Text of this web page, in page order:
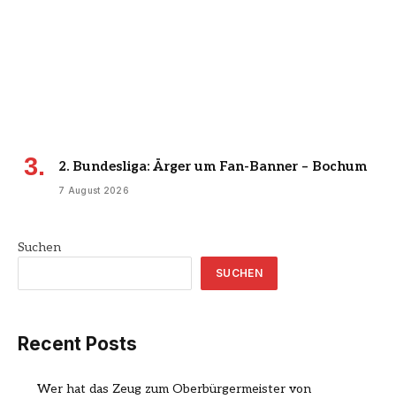
2. Bundesliga: Ärger um Fan-Banner – Bochum
7 August 2026
Suchen
SUCHEN
Recent Posts
Wer hat das Zeug zum Oberbürgermeister von